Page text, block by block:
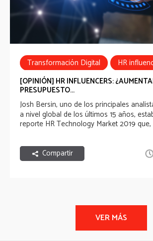
Transformación Digital
HR
[OPINIÓN] HR INFLUENCERS:
PRESUPUESTO...
Josh Bersin, uno de los principales
a nivel global de los últimos 15 años,
reporte HR Technology Market 2019 que,
Compartir